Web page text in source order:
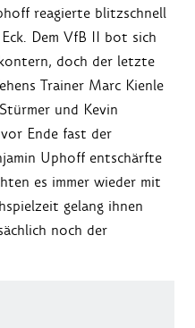
reagierte blitzschnell
Dem VfB II bot sich
doch der letzte
Trainer Marc Kienle
und Kevin
Ende fast der
Uphoff entschärfte
es immer wieder mit
gelang ihnen
noch der